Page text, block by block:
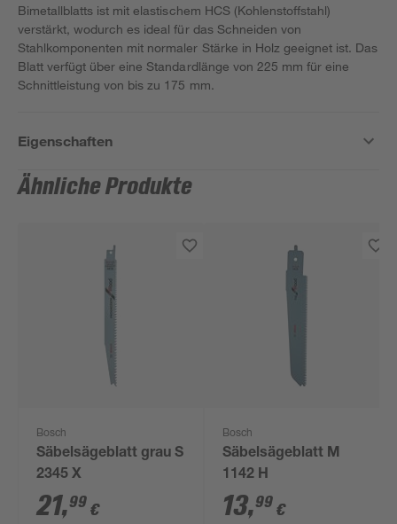
Bimetallblatts ist mit elastischem HCS (Kohlenstoffstahl)
verstärkt, wodurch es ideal für das Schneiden von
Stahlkomponenten mit normaler Stärke in Holz geeignet ist. Das
Blatt verfügt über eine Standardlänge von 225 mm für eine
Schnittleistung von bis zu 175 mm.
Eigenschaften
Ähnliche Produkte
Bosch
Säbelsägeblatt grau S
2345 X
21,99 €
Bosch
Säbelsägeblatt M
1142 H
13,99 €